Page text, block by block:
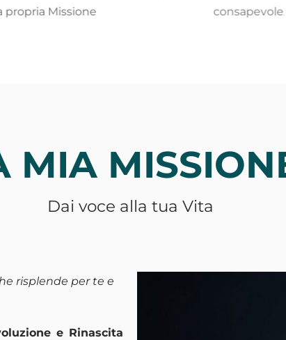
propria Missione
consapevole
MIA
Dai voce alla tua Vita
risplende per te e
e Rinascita